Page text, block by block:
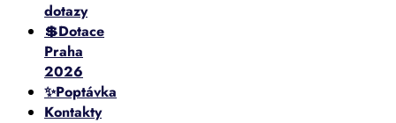
dotazy
💲Dotace
Praha
2026
✨Poptávka
Kontakty